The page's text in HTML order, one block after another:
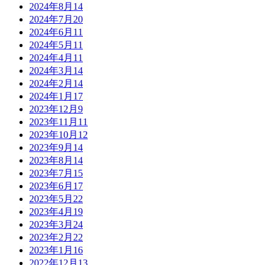
2024年8月 14
2024年7月 20
2024年6月 11
2024年5月 11
2024年4月 11
2024年3月 14
2024年2月 14
2024年1月 17
2023年12月 9
2023年11月 11
2023年10月 12
2023年9月 14
2023年8月 14
2023年7月 15
2023年6月 17
2023年5月 22
2023年4月 19
2023年3月 24
2023年2月 22
2023年1月 16